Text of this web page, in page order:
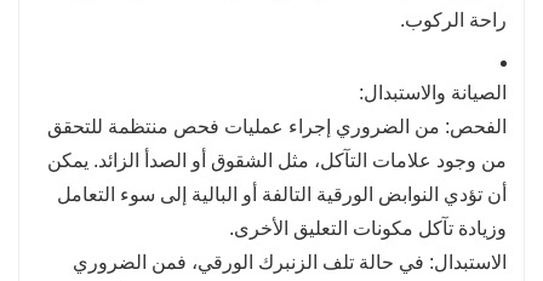
راحة الركوب.
الصيانة والاستبدال:
الفحص: من الضروري إجراء عمليات فحص منتظمة للتحقق
من وجود علامات التآكل، مثل الشقوق أو الصدأ الزائد. يمكن
أن تؤدي النوابض الورقية التالفة أو البالية إلى سوء التعامل
وزيادة تآكل مكونات التعليق الأخرى.
الاستبدال: في حالة تلف الزنبرك الورقي، فمن الضروري